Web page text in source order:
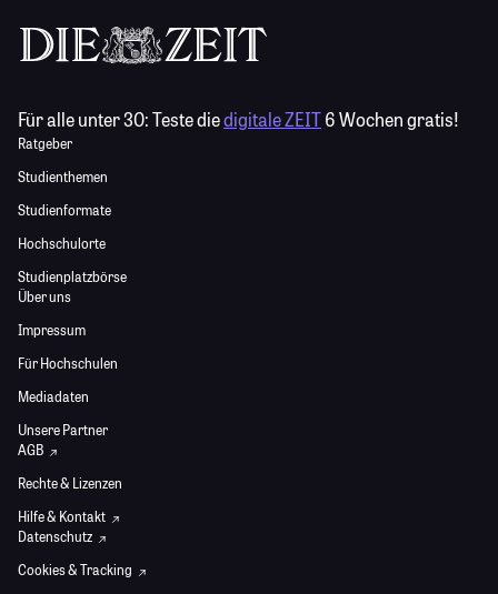
Für alle unter 30:Teste diedigitale ZEIT6 Wochen gratis!
Ratgeber
Studienthemen
Studienformate
Hochschulorte
Studienplatzbörse
Über uns
Impressum
Für Hochschulen
Mediadaten
Unsere Partner
AGB
Rechte & Lizenzen
Hilfe & Kontakt
Datenschutz
Cookies & Tracking